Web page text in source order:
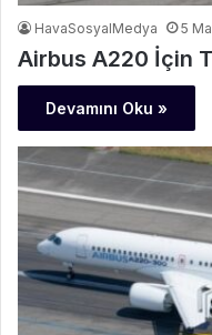
HavaSosyalMedya 5
Airbus A220 İçin
Devamını Oku »